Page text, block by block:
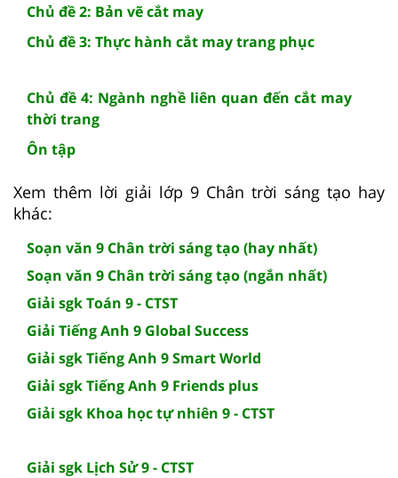
Chủ đề 2: Bản vẽ cắt may
Chủ đề 3: Thực hành cắt may trang phục
Chủ đề 4: Ngành nghề liên quan đến cắt may
thời trang
Ôn tập
Xem thêm lời giải lớp 9 Chân trời sáng tạo hay
khác:
Soạn văn 9 Chân trời sáng tạo (hay nhất)
Soạn văn 9 Chân trời sáng tạo (ngắn nhất)
Giải sgk Toán 9 - CTST
Giải Tiếng Anh 9 Global Success
Giải sgk Tiếng Anh 9 Smart World
Giải sgk Tiếng Anh 9 Friends plus
Giải sgk Khoa học tự nhiên 9 - CTST
Giải sgk Lịch Sử 9 - CTST